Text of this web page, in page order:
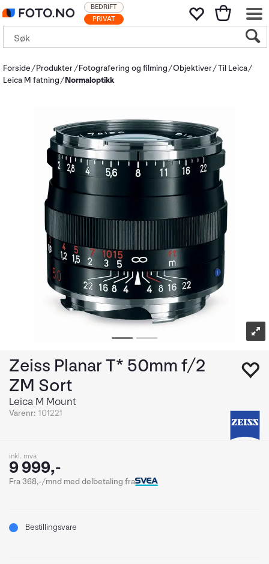
PRIVAT
BEDRIFT
Forside Produkter Fotografering og filming Objektiver Til Leica
Leica M fatning
Normaloptikk
Zeiss Planar T* 50mm f/2
ZM Sort
Leica M Mount
Varenr: 101221
inkl. mva
9 999,-
Fra 368,-/mnd med delbetaling fra
Bestillingsvare